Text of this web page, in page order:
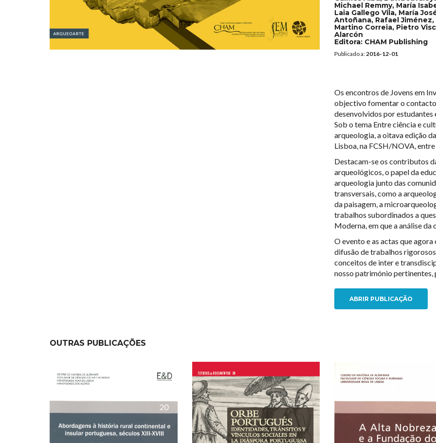
Michael Remmy, María
Laia Gallego Vila, María
Antoñana, Rafael
Martino Correia, Pietro
Alarcón
Editora: CHAM Publishing
Publicado a: 2016-12-01
Os encontros de Jovens em
objectivo fomentar o
desenvolvidos por
Sob o tema Entre ciência e
arqueologia, a oitava edição
Lisboa, na FCSH/NOVA,
Destacam-se os contributos
arqueológicos, o papel da
arqueologia junto das
transversais, como a
da paisagem, a
trabalhos subordinados a
Moderna, em que a análise
O evento e as actas que
difusão de trabalhos
conceitos de inter e
nosso património pertinentes,
ABRIR PUBLICAÇÃO
OUTRAS PUBLICAÇÕES
NEW NEW NEW